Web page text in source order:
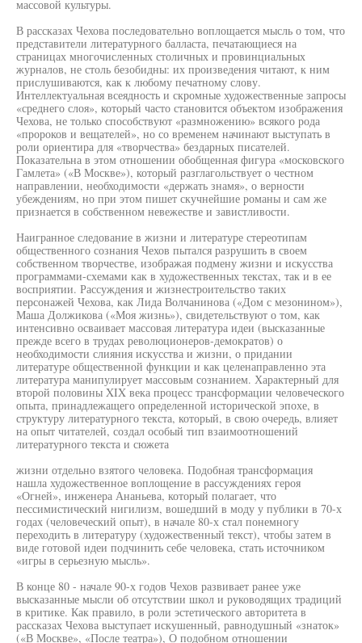
массовой культуры.
В рассказах Чехова последовательно воплощается мысль о том, что
представители литературного балласта, печатающиеся на
страницах многочисленных столичных и провинциальных
журналов, не столь безобидны: их произведения читают, к ним
прислушиваются, как к любому печатному слову.
Интеллектуальная всеядность и скромные художественные запросы
«среднего слоя», который часто становится объектом изображения
Чехова, не только способствуют «размножению» всякого рода
«пророков и вещателей», но со временем начинают выступать в
роли ориентира для «творчества» бездарных писателей.
Показательна в этом отношении обобщенная фигура «московского
Гамлета» («В Москве»), который разглагольствует о честном
направлении, необходимости «держать знамя», о верности
убеждениям, но при этом пишет скучнейшие романы и сам же
признается в собственном невежестве и завистливости.
Наигранное следование в жизни и литературе стереотипам
общественного сознания Чехов пытался разрушить в своем
собственном творчестве, изображая подмену жизни и искусства
программами-схемами как в художественных текстах, так и в ее
восприятии. Рассуждения и жизнестроительство таких
персонажей Чехова, как Лида Волчанинова («Дом с мезонином»),
Маша Должикова («Моя жизнь»), свидетельствуют о том, как
интенсивно осваивает массовая литература идеи (высказанные
прежде всего в трудах революционеров-демократов) о
необходимости слияния искусства и жизни, о придании
литературе общественной функции и как целенаправленно эта
литература манипулирует массовым сознанием. Характерный для
второй половины XIX века процесс трансформации человеческого
опыта, принадлежащего определенной исторической эпохе, в
структуру литературного текста, который, в свою очередь, влияет
на опыт читателей, создал особый тип взаимоотношений
литературного текста и сюжета
жизни отдельно взятого человека. Подобная трансформация
нашла художественное воплощение в рассуждениях героя
«Огней», инженера Ананьева, который полагает, что
пессимистический нигилизм, вошедший в моду у публики в 70-х
годах (человеческий опыт), в начале 80-х стал понемногу
переходить в литературу (художественный текст), чтобы затем в
виде готовой идеи подчинить себе человека, стать источником
«игры в серьезную мысль».
В конце 80 - начале 90-х годов Чехов развивает ранее уже
высказанные мысли об отсутствии школ и руководящих традиций
в критике. Как правило, в роли эстетического авторитета в
рассказах Чехова выступает искушенный, равнодушный «знаток»
(«В Москве», «После театра»), О подобном отношении